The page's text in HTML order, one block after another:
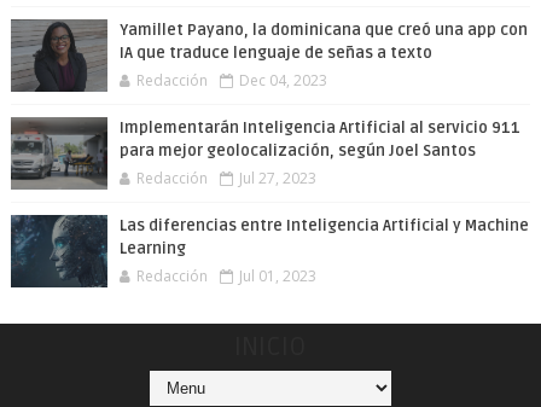
Yamillet Payano, la dominicana que creó una app con
IA que traduce lenguaje de señas a texto
Redacción Dec 04, 2023
Implementarán Inteligencia Artificial al servicio 911
para mejor geolocalización, según Joel Santos
Redacción Jul 27, 2023
Las diferencias entre Inteligencia Artificial y Machine
Learning
Redacción Jul 01, 2023